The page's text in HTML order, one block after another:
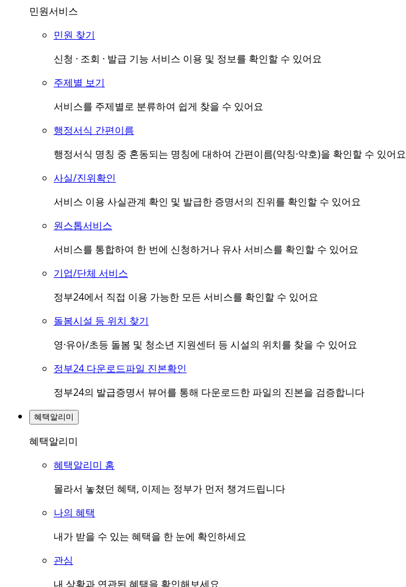
민원서비스
민원 찾기
신청 · 조회 · 발급 기능 서비스 이용 및 정보를 확인할 수 있어요
주제별 보기
서비스를 주제별로 분류하여 쉽게 찾을 수 있어요
행정서식 간편이름
행정서식 명칭 중 혼동되는 명칭에 대하여 간편이름(약칭·약호)을 확인할 수 있어요
사실/진위확인
서비스 이용 사실관계 확인 및 발급한 증명서의 진위를 확인할 수 있어요
원스톱서비스
서비스를 통합하여 한 번에 신청하거나 유사 서비스를 확인할 수 있어요
기업/단체 서비스
정부24에서 직접 이용 가능한 모든 서비스를 확인할 수 있어요
돌봄시설 등 위치 찾기
영·유아/초등 돌봄 및 청소년 지원센터 등 시설의 위치를 찾을 수 있어요
정부24 다운로드파일 진본확인
정부24의 발급증명서 뷰어를 통해 다운로드한 파일의 진본을 검증합니다
혜택알리미
혜택알리미
혜택알리미 홈
몰라서 놓쳤던 혜택, 이제는 정부가 먼저 챙겨드립니다
나의 혜택
내가 받을 수 있는 혜택을 한 눈에 확인하세요
관심
내 상황과 연관된 혜택을 확인해보세요